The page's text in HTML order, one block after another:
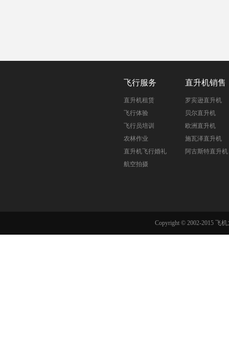
飞行服务
直升机租赁
飞行体验
飞行员培训
农林作业
直升机飞行婚礼
航空拍摄
直升机销售
罗宾逊直升机
贝尔直升机
欧洲直升机
施瓦泽直升机
阿古斯特直升机
Copyright © 2002-2015 飞